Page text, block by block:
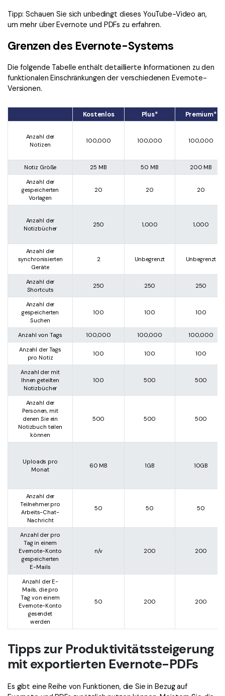
Tipp: Schauen Sie sich unbedingt dieses YouTube-Video an,
um mehr über Evernote und PDFs zu erfahren.
Grenzen des Evernote-Systems
Die folgende Tabelle enthält detaillierte Informationen zu den
funktionalen Einschränkungen der verschiedenen Evernote-
Versionen.
Kostenlos Plus* Premium*
Anzahl der
Notizen
100,000 100,000 100,000
Notiz Größe 25 MB 50 MB 200 MB
Anzahl der
gespeicherten
Vorlagen
20 20 20
Anzahl der
Notizbücher
250 1,000 1,000
Anzahl der
synchronisierten
Geräte
2 Unbegrenzt Unbegrenzt
Anzahl der
Shortcuts
250 250 250
Anzahl der
gespeicherten
Suchen
100 100 100
Anzahl von Tags 100,000 100,000 100,000
Anzahl der Tags
pro Notiz
100 100 100
Anzahl der mit
Ihnen geteilten
Notizbücher
100 500 500
Anzahl der
Personen, mit
denen Sie ein
Notizbuch teilen
können
500 500 500
Uploads pro
Monat
60 MB 1GB 10GB
Anzahl der
Teilnehmer pro
Arbeits-Chat-
Nachricht
50 50 50
Anzahl der pro
Tag in einem
Evernote-Konto
gespeicherten
E-Mails
n/v 200 200
Anzahl der E-
Mails, die pro
Tag von einem
Evernote-Konto
gesendet
werden
50 200 200
Tipps zur Produktivitätssteigerung
mit exportierten Evernote-PDFs
Es gibt eine Reihe von Funktionen, die Sie in Bezug auf